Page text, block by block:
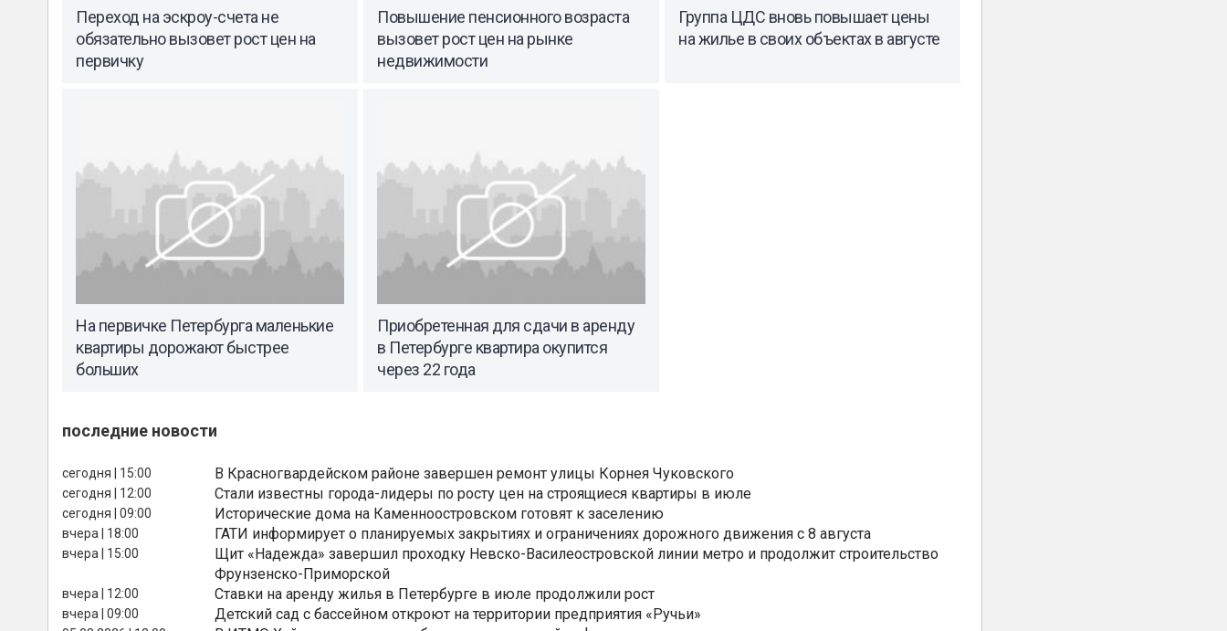
Переход на эскроу-счета не
обязательно вызовет рост цен на
первичку
Повышение пенсионного возраста
вызовет рост цен на рынке
недвижимости
Группа ЦДС вновь повышает цены
на жилье в своих объектах в августе
На первичке Петербурга маленькие
квартиры дорожают быстрее
больших
Приобретенная для сдачи в аренду
в Петербурге квартира окупится
через 22 года
последние новости
сегодня | 15:00 В Красногвардейском районе завершен ремонт улицы Корнея Чуковского
сегодня | 12:00 Стали известны города-лидеры по росту цен на строящиеся квартиры в июле
сегодня | 09:00 Исторические дома на Каменноостровском готовят к заселению
вчера | 18:00 ГАТИ информирует о планируемых закрытиях и ограничениях дорожного движения с 8 августа
вчера | 15:00
Щит «Надежда» завершил проходку Невско-Василеостровской линии метро и продолжит строительство
Фрунзенско-Приморской
вчера | 12:00 Ставки на аренду жилья в Петербурге в июле продолжили рост
вчера | 09:00 Детский сад с бассейном откроют на территории предприятия «Ручьи»